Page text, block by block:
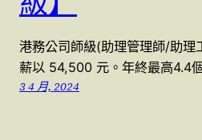
港務公司師級(助理管理師/助理
薪以 54,500 元。年終最高4.4
3 4 月, 2024